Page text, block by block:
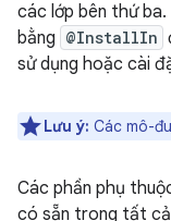
các lớp bên thứ
bằng @InstallIn
sử dụng hoặc cài
Lưu ý: Các mô-
Các phần phụ
có sẵn trong tất